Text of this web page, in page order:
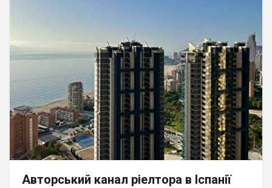
Авторський канал ріелтора в Іспанії